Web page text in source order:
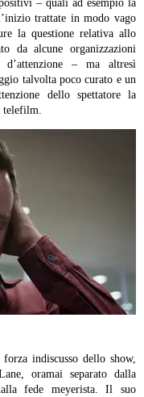
– quali ad esempio la
trattate in modo vago
la questione relativa allo
da alcune organizzazioni
d’attenzione – ma altresì
talvolta poco curato e un
dello spettatore la
indiscusso dello show,
oramai separato dalla
fede meyerista. Il suo